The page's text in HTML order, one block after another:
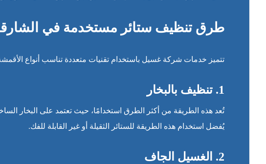
طرق تنظيف ستائر مستخدمة في
تتميز خدمات شركة غسيل باستخدام تقنيات متعددة تناسب أنواع
1. تنظيف بالبخار
تُعد هذه الطريقة من أكثر الطرق استخدامًا، حيث تعتمد على البخار
يُفضل استخدام هذه الطريقة للستائر الثقيلة أو غير القابلة للفك.
2. الغسيل الجاف